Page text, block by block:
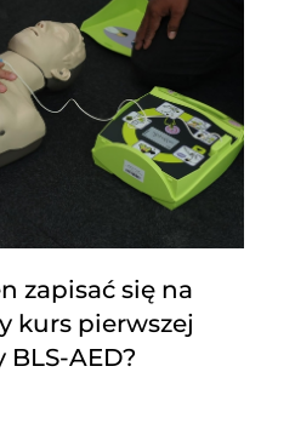
zapisać się na
kurs pierwszej
AED?